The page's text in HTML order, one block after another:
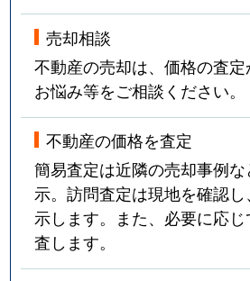
売却相談
不動産の売却は、価格の査定
お悩み等をご相談ください。
不動産の価格を査定
簡易査定は近隣の売却事例
示。訪問査定は現地を確認
示します。また、必要に応
査します。